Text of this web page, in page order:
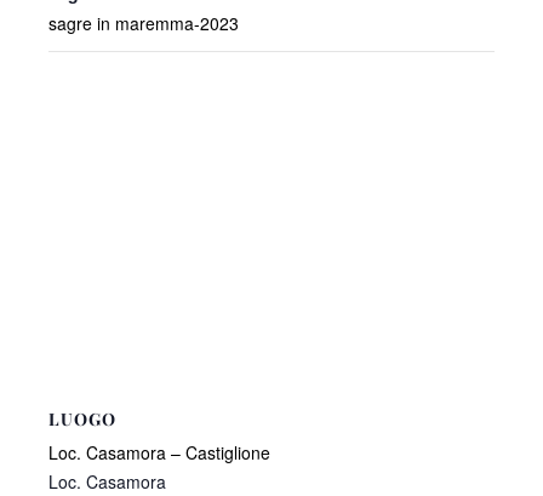
sagre in maremma-2023
LUOGO
Loc. Casamora – Castiglione
Loc. Casamora